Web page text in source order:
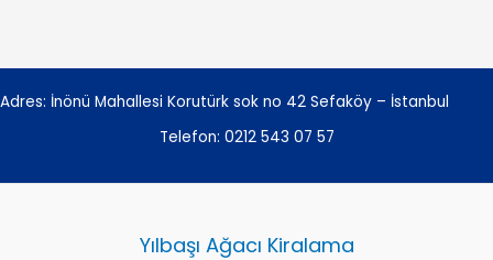
Adres: İnönü Mahallesi Korutürk sok no 42 Sefaköy – İstanbul
Telefon: 0212 543 07 57
Yılbaşı Ağacı Kiralama